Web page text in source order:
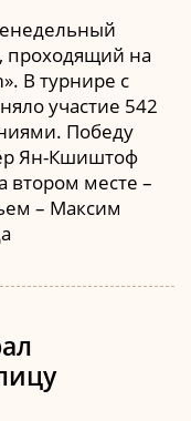
проходящий на
В турнире с
участие 542
Победу
Ян-Кшиштоф
втором месте –
– Максим